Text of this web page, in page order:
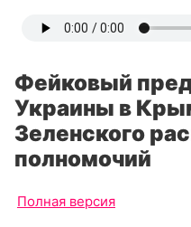
Фейковый
Украины в
Зеленского
полномочий
Полная версия